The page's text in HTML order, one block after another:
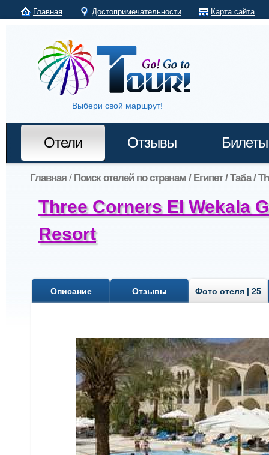
Главная Достопримечательности Карта сайта
Выбери свой маршрут!
Отели Отзывы Билеты
Главная / Поиск отелей по странам / Египет/Таба/
Three Corners El Wekala
Resort
Описание Отзывы Фото отеля | 25